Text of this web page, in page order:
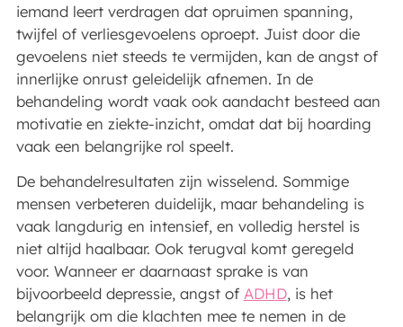
iemand leert verdragen dat opruimen spanning,
twijfel of verliesgevoelens oproept. Juist door die
gevoelens niet steeds te vermijden, kan de angst of
innerlijke onrust geleidelijk afnemen. In de
behandeling wordt vaak ook aandacht besteed aan
motivatie en ziekte-inzicht, omdat dat bij hoarding
vaak een belangrijke rol speelt.
De behandelresultaten zijn wisselend. Sommige
mensen verbeteren duidelijk, maar behandeling is
vaak langdurig en intensief, en volledig herstel is
niet altijd haalbaar. Ook terugval komt geregeld
voor. Wanneer er daarnaast sprake is van
bijvoorbeeld depressie, angst of ADHD, is het
belangrijk om die klachten mee te nemen in de